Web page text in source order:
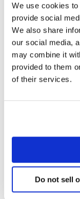
We use cookies
provide social
We also share
our social media,
may combine it
provided to them
of their services.
Do not sell
We geven
ondersteunen
Door